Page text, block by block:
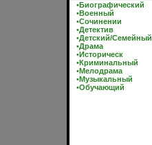
•Биографический
•Военный
•Сочинении
•Детектив
•Детский/Семейный
•Драма
•Историческ
•Криминальный
•Мелодрама
•Музыкальный
•Обучающий